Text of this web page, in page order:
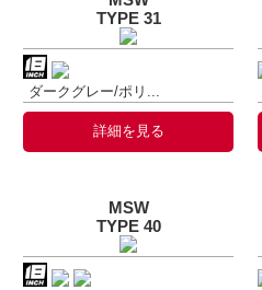
TYPE 31
ダークグレー/ポリ...
詳細を見る
MSW
TYPE 40